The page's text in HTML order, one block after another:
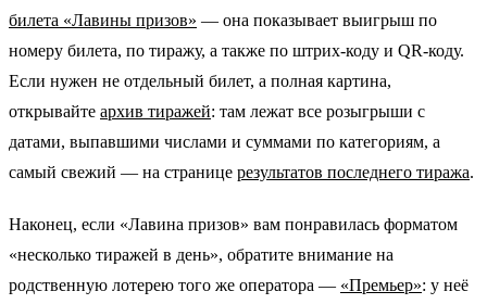
билета «Лавины призов» — она показывает выигрыш по
номеру билета, по тиражу, а также по штрих-коду и QR-коду.
Если нужен не отдельный билет, а полная картина,
открывайте архив тиражей: там лежат все розыгрыши с
датами, выпавшими числами и суммами по категориям, а
самый свежий — на странице результатов последнего тиража.
Наконец, если «Лавина призов» вам понравилась форматом
«несколько тиражей в день», обратите внимание на
родственную лотерею того же оператора — «Премьер»: у неё